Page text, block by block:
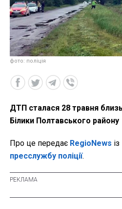
фото: поліція
ДТП сталася 28 травня
Білики Полтавського району
Про це передає RegioNews
пресслужбу поліції.